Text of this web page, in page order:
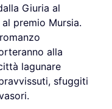
Giuria al
premio Mursia.
alla
lagunare
sfuggiti